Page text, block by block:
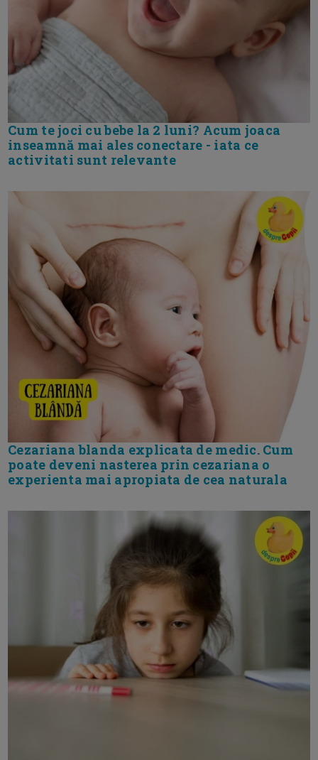
Cum te joci cu bebe la 2 luni? Acum joaca
inseamnă mai ales conectare - iata ce
activitati sunt relevante
Cezariana blanda explicata de medic. Cum
poate deveni nasterea prin cezariana o
experienta mai apropiata de cea naturala